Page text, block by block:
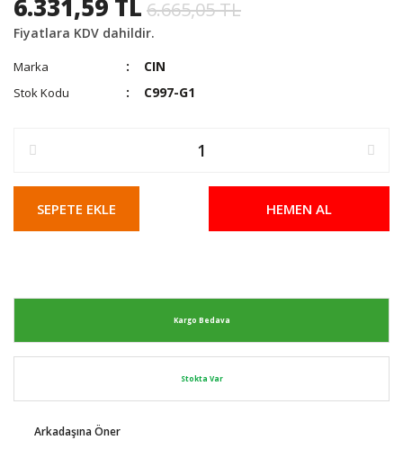
6.331,59 TL 6.665,05 TL
Fiyatlara KDV dahildir.
Marka CIN
Stok Kodu C997-G1
SEPETE EKLE HEMEN AL
Kargo Bedava
Stokta Var
Arkadaşına Öner